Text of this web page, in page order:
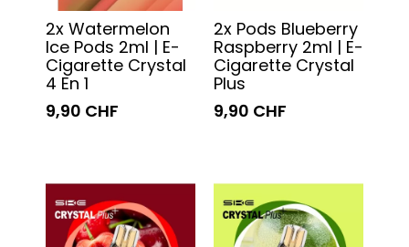
2x Watermelon
Ice Pods 2ml | E-
Cigarette Crystal
4 En 1
9,90 CHF
2x Pods Blueberry
Raspberry 2ml | E-
Cigarette Crystal
Plus
9,90 CHF